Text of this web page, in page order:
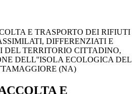
E TRASPORTO DEI RIFIUTI
DIFFERENZIATI E
DEL TERRITORIO CITTADINO,
DELL''ISOLA ECOLOGICA DEL
(NA)
E